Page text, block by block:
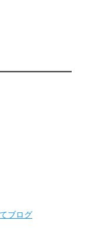
ブログ